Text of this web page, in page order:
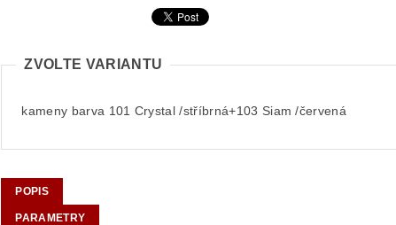
ZVOLTE VARIANTU
kameny barva 101 Crystal /stříbrná+103 Siam /červená
POPIS
PARAMETRY